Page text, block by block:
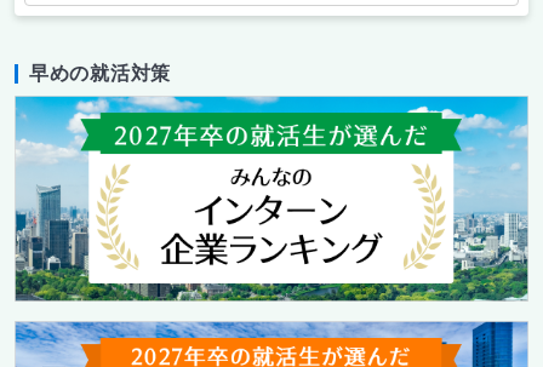
早めの就活対策